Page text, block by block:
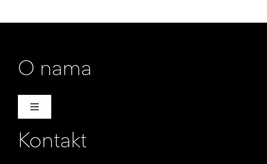
O nama
Toggle
Naša priča
Kontakt